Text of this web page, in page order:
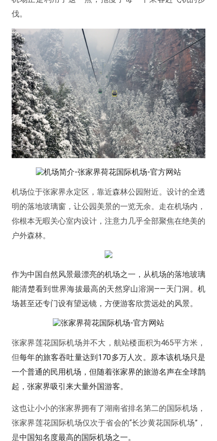
伐。
机场位于张家界永定区，靠近森林公园附近。设计的全透
明的落地玻璃窗，让公园美景的一览无余。走在机场内，
你根本无暇关心室内设计，注意力几乎全部聚焦在绝美的
户外森林。
作为中国自然风景最漂亮的机场之一， 从机场的落地玻璃
能清楚看到世界海拔最高的天然穿山溶洞——天门洞。机
场甚至还专门设有望远镜，方便游客欣赏远处的风景。
张家界莲花国际机场并不大，航站楼面积为465平方米，
但每年的旅客吞吐量达到170多万人次。原本该机场只是
一个普通的民用机场，但随着张家界的旅游名声在全球鹊
起，张家界吸引来大量外国游客。
这也让小小的张家界拥有了湖南省排名第二的国际机场，
张家界莲花国际机场仅次于省会的“长沙黄花国际机场”，
是中国知名度最高的国际机场之一。